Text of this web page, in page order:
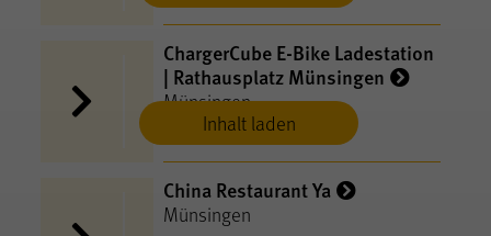
Inhalt laden
ChargerCube E-​Bike Ladestation
| Rathausplatz Münsingen
Münsingen
China Restaurant Ya
Münsingen